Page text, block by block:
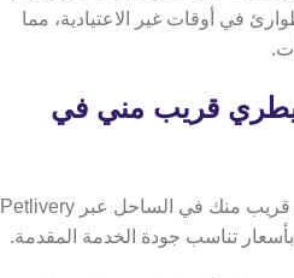
في أوقات غير الاعتيادية، مما
قريب مني في
تقدم خدمة أفضل طبيب بيطري قريب منك في الساحل عبر Petlivery
بأسعار تناسب جودة الخدمة المقدمة.